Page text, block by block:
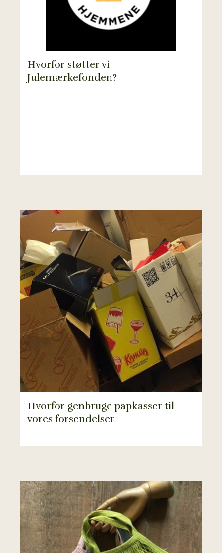
Hvorfor støtter vi
Julemærkefonden?
Hvorfor genbruge papkasser til
vores forsendelser